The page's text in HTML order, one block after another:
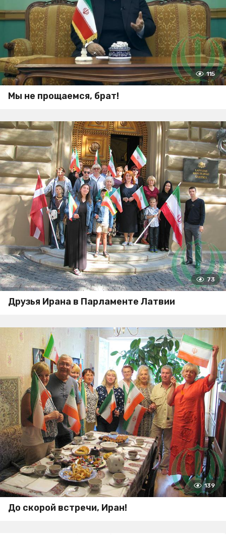
115
Мы не прощаемся, брат!
73
Друзья Ирана в Парламенте Латвии
139
До скорой встречи, Иран!